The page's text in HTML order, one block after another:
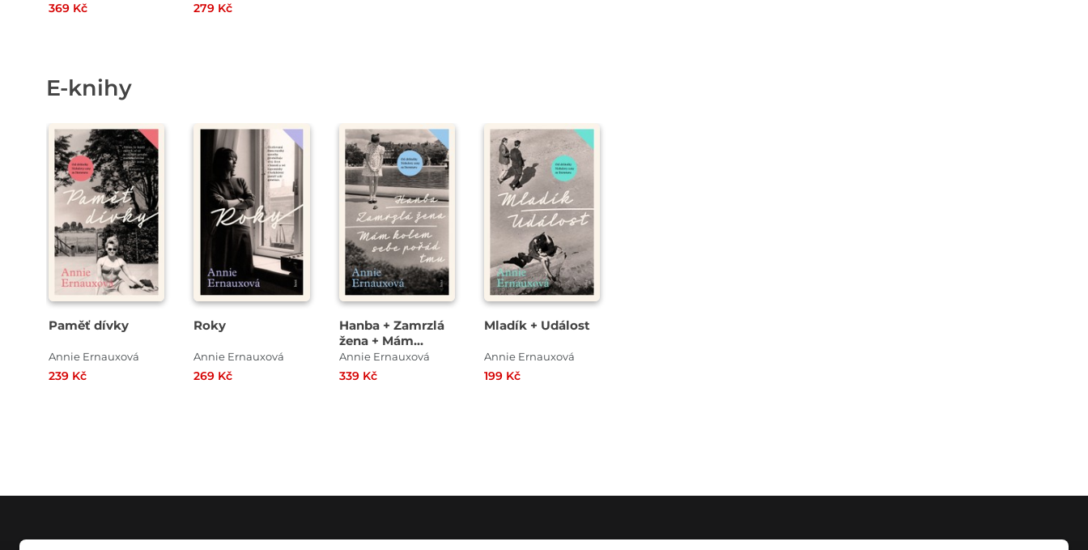
369 Kč 279 Kč
E-knihy
Paměť dívky
Annie Ernauxová
239 Kč
Roky
Annie Ernauxová
269 Kč
Hanba + Zamrzlá
žena + Mám
kolem sebe pořád
tmu
Annie Ernauxová
339 Kč
Mladík + Událost
Annie Ernauxová
199 Kč